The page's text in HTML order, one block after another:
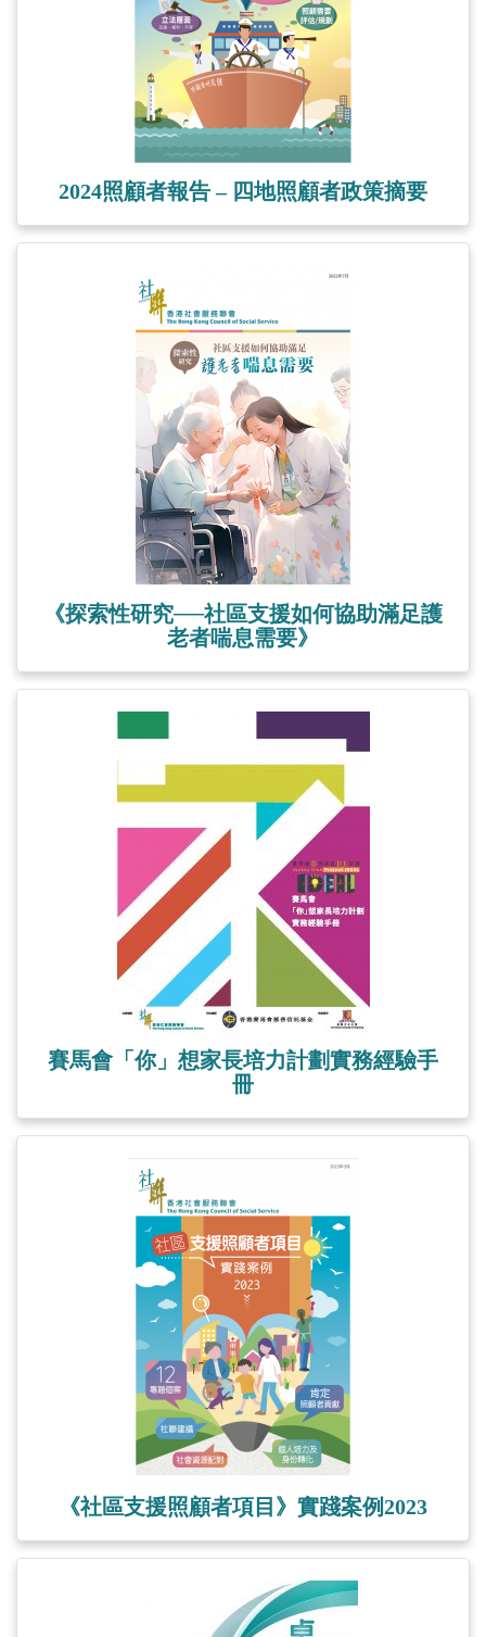
2024照顧者報告 – 四地照顧者政策摘要
《探索性研究──社區支援如何協助滿足護
老者喘息需要》
賽馬會「你」想家長培力計劃實務經驗手
冊
《社區支援照顧者項目》實踐案例2023